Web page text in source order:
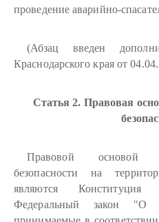
проведение аварийно-
(Абзац введен
Краснодарского края от
Статья 2. Правовая
Правовой основой
безопасности на
являются Конституция
Федеральный закон "О